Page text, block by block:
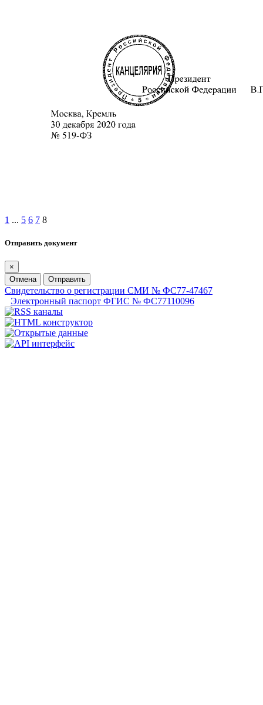
1 ... 5 6 7 8
Отправить документ
×
Отмена
Отправить
Свидетельство о регистрации СМИ № ФС77-47467
Электронный паспорт ФГИС № ФС77110096